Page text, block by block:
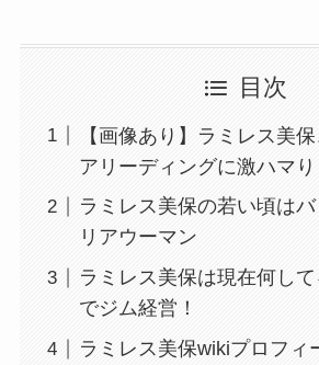
目次
【画像あり】ラミレス美
アリーディングに激ハマり
ラミレス美保の若い頃は
リアウーマン
ラミレス美保は現在何し
でジム経営！
ラミレス美保wikiプロフィ